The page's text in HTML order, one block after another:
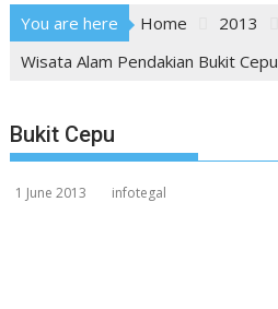
You are here Home
2013
Wisata Alam Pendakian Bukit Cepu
Bukit Cepu
1 June 2013 infotegal